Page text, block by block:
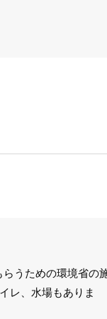
うための環境省の
レ、水場もありま